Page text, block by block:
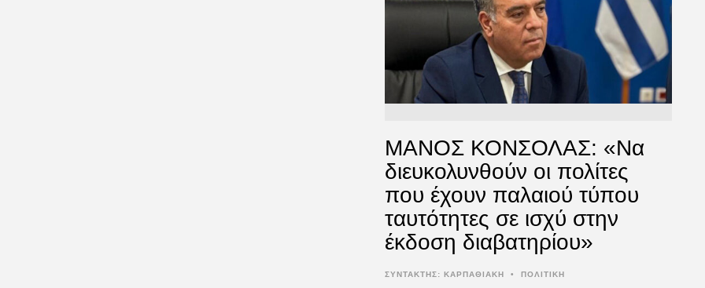
ΜΑΝΟΣ ΚΟΝΣΟΛΑΣ: «Να
διευκολυνθούν οι πολίτες
που έχουν παλαιού τύπου
ταυτότητες σε ισχύ στην
έκδοση διαβατηρίου»
ΣΥΝΤΆΚΤΗΣ: ΚΑΡΠΑΘΙΑΚΗ • ΠΟΛΙΤΙΚΗ